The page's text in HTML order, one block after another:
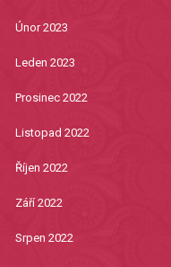
Únor 2023
Leden 2023
Prosinec 2022
Listopad 2022
Říjen 2022
Září 2022
Srpen 2022